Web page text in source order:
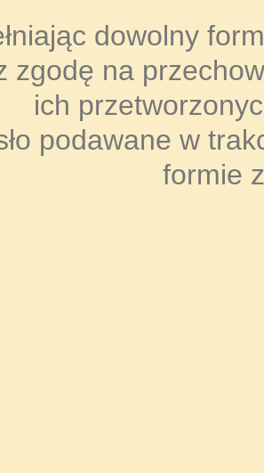
dowolny
zgodę na
ich
podawane w
formie